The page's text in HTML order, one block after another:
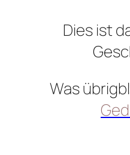
Dies ist
Was